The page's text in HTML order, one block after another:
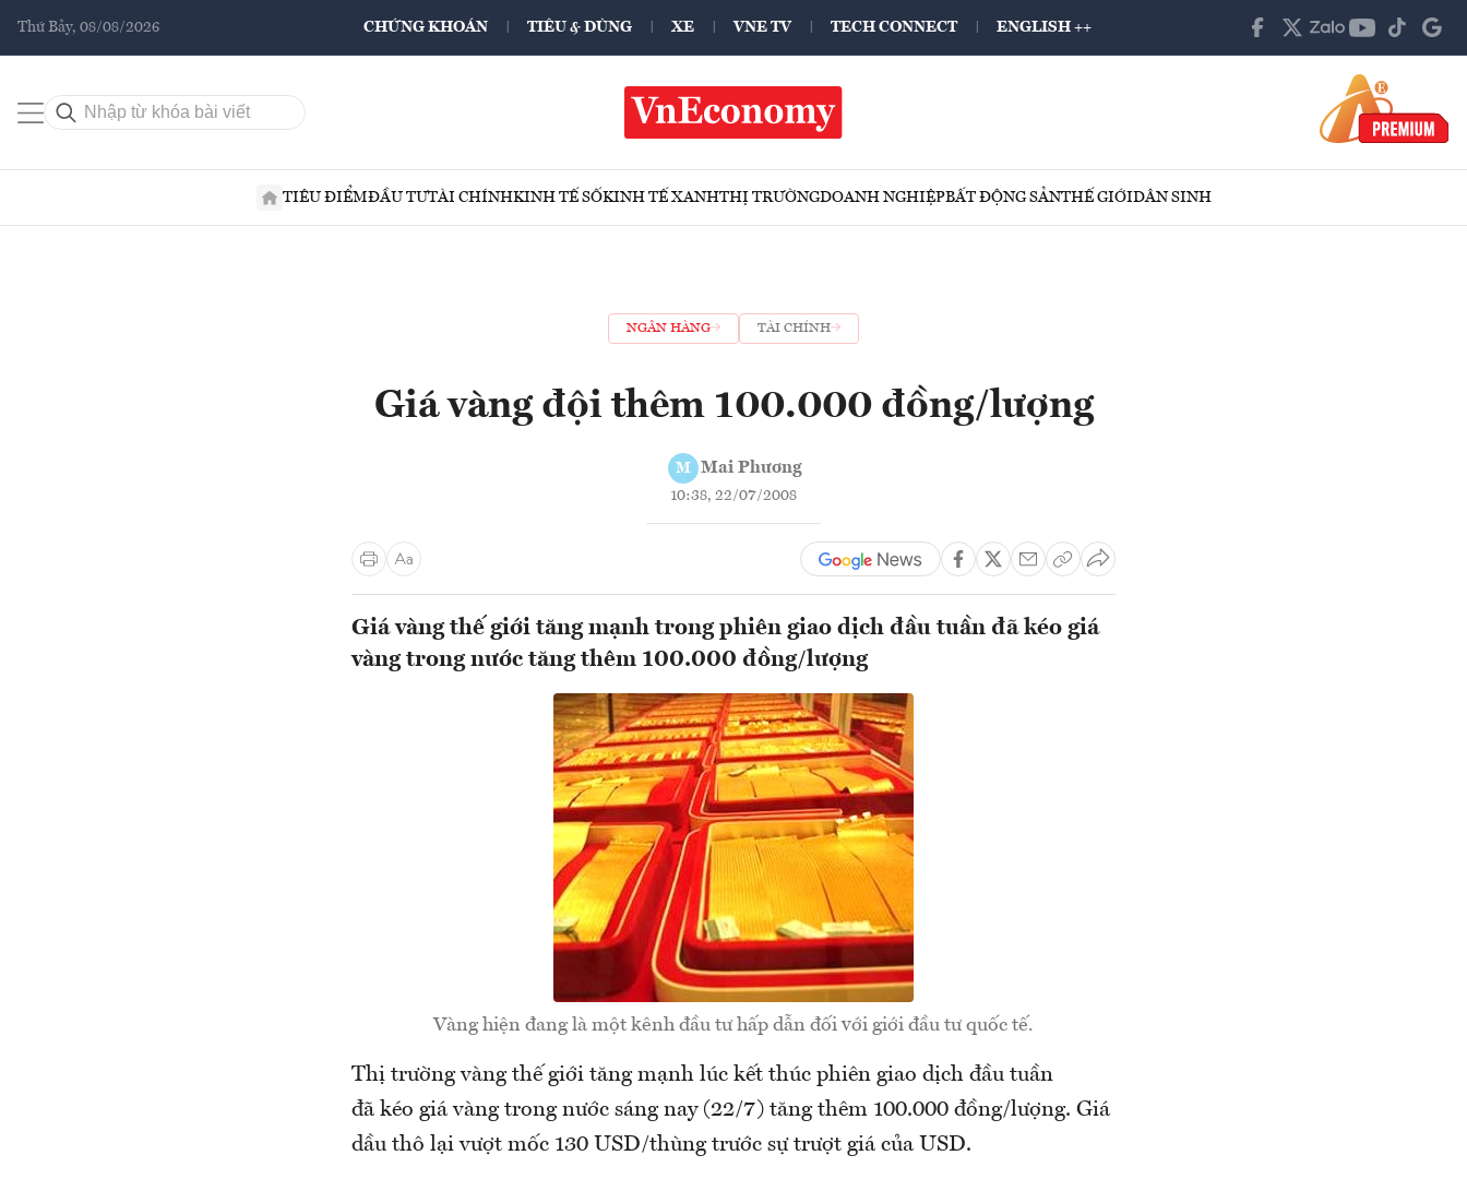
Thứ Bảy, 08/08/2026 CHỨNG KHOÁN TIÊU & DÙNG XE VNE TV TECH CONNECT ENGLISH ++
TIÊU ĐIỂMĐẦU TƯTÀI CHÍNHKINH TẾ SỐKINH TẾ XANHTHỊ TRƯỜNGDOANH NGHIỆPBẤT ĐỘNG SẢNTHẾ GIỚIDÂN SINH
NGÂN HÀNG TÀI CHÍNH
Giá vàng đội thêm 100.000 đồng/lượng
M Mai Phương
10:38, 22/07/2008
Giá vàng thế giới tăng mạnh trong phiên giao dịch đầu tuần đã kéo giá
vàng trong nước tăng thêm 100.000 đồng/lượng
Vàng hiện đang là một kênh đầu tư hấp dẫn đối với giới đầu tư quốc tế.
Thị trường vàng thế giới tăng mạnh lúc kết thúc phiên giao dịch đầu tuần
đã kéo giá vàng trong nước sáng nay (22/7) tăng thêm 100.000 đồng/lượng. Giá
dầu thô lại vượt mốc 130 USD/thùng trước sự trượt giá của USD.